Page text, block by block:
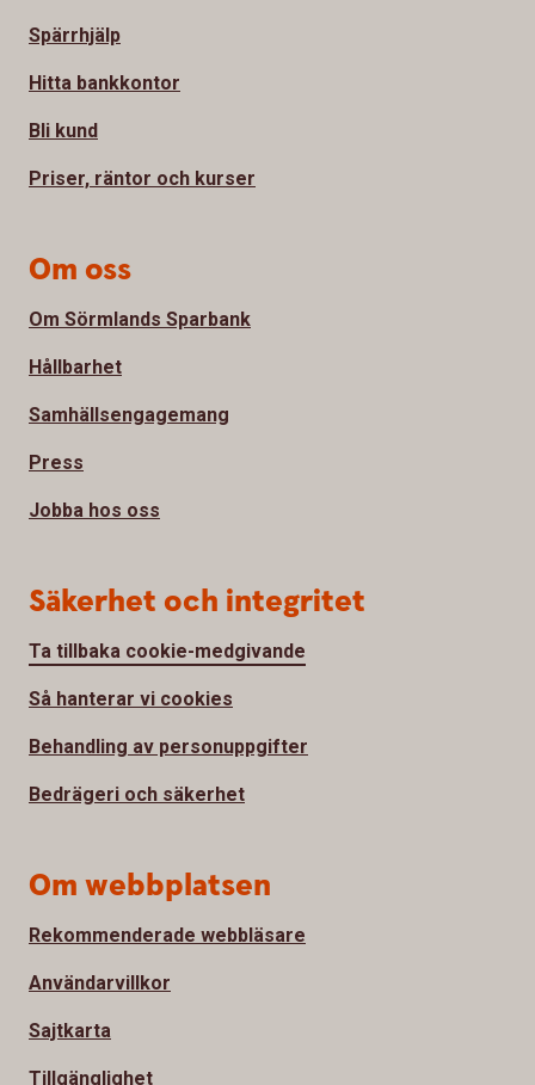
Spärrhjälp
Hitta bankkontor
Bli kund
Priser, räntor och kurser
Om oss
Om Sörmlands Sparbank
Hållbarhet
Samhällsengagemang
Press
Jobba hos oss
Säkerhet och integritet
Ta tillbaka cookie-medgivande
Så hanterar vi cookies
Behandling av personuppgifter
Bedrägeri och säkerhet
Om webbplatsen
Rekommenderade webbläsare
Användarvillkor
Sajtkarta
Tillgänglighet